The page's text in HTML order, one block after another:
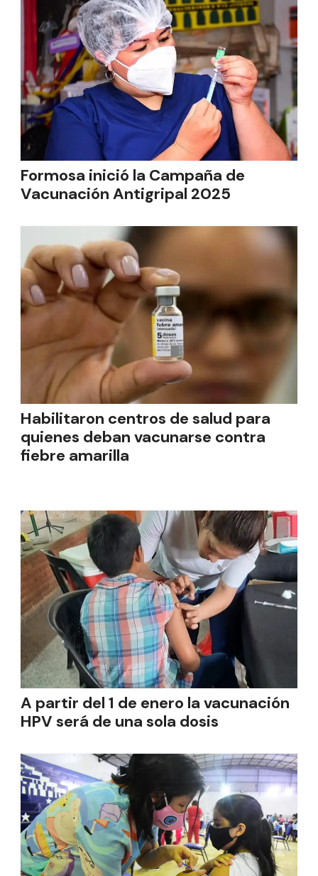
Formosa inició la Campaña de
Vacunación Antigripal 2025
Habilitaron centros de salud para
quienes deban vacunarse contra
fiebre amarilla
A partir del 1 de enero la vacunación
HPV será de una sola dosis